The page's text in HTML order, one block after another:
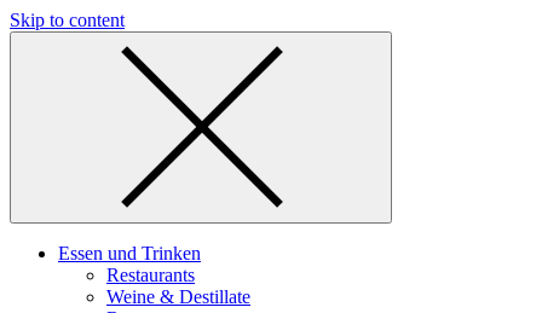
Skip to content
Essen und Trinken
Restaurants
Weine & Destillate